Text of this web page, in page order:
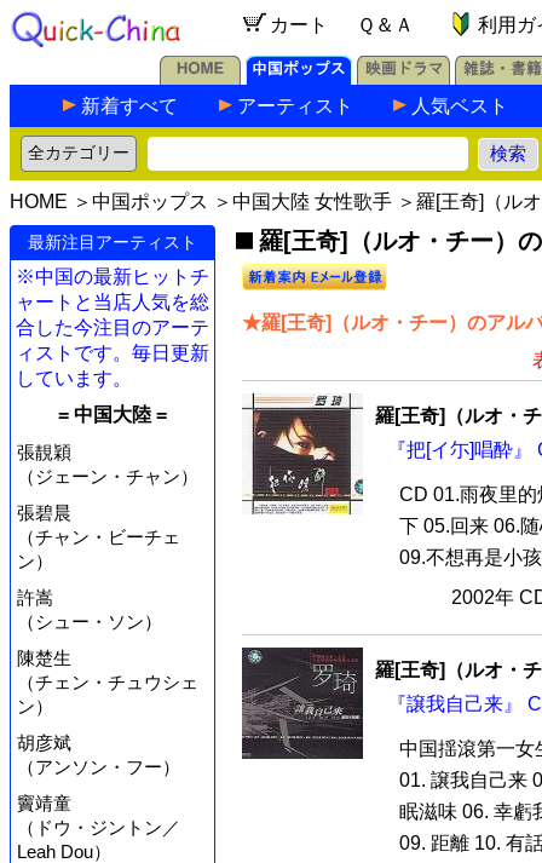
カート Ｑ＆Ａ 利用ガ
新着すべて アーティスト 人気ベスト
HOME ＞ 中国ポップス ＞ 中国大陸 女性歌手 ＞羅[王奇]（ル
最新注目アーティスト
※中国の最新ヒットチ
ャートと当店人気を総
合した今注目のアーテ
ィストです。毎日更新
しています。
= 中国大陸 =
張靚穎
（ジェーン・チャン）
張碧晨
（チャン・ビーチェ
ン）
許嵩
（シュー・ソン）
陳楚生
（チェン・チュウシェ
ン）
胡彦斌
（アンソン・フー）
竇靖童
（ドウ・ジントン／
Leah Dou）
羅[王奇]（ルオ・チー）
★羅[王奇]（ルオ・チー）のアル
羅[王奇]（ルオ・
『把[イ尓]唱酔
CD 01.雨夜里
下 05.回来 06.
09.不想再是小
2002年
羅[王奇]（ルオ・
『譲我自己来』
中国揺滾第一女
01. 譲我自己来
眠滋味 06. 幸虧
09. 距離 10. 有